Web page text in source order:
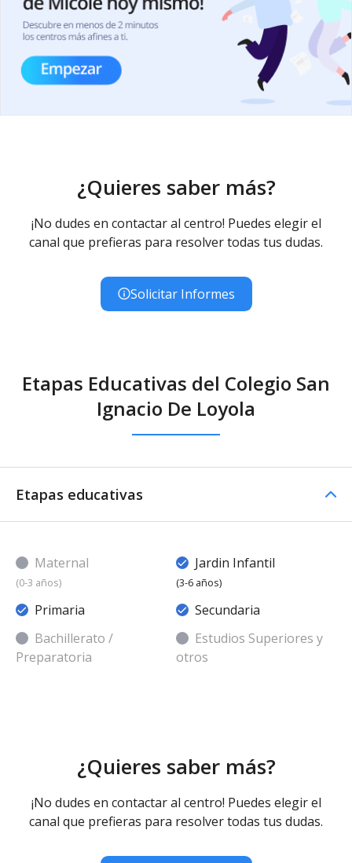
¿Quieres saber más?
¡No dudes en contactar al centro! Puedes elegir el
canal que prefieras para resolver todas tus dudas.
Solicitar Informes
Etapas Educativas del Colegio San
Ignacio De Loyola
Etapas educativas
Maternal
(0-3 años)
Jardin Infantil
(3-6 años)
Primaria
Secundaria
Bachillerato /
Preparatoria
Estudios Superiores y
otros
¿Quieres saber más?
¡No dudes en contactar al centro! Puedes elegir el
canal que prefieras para resolver todas tus dudas.